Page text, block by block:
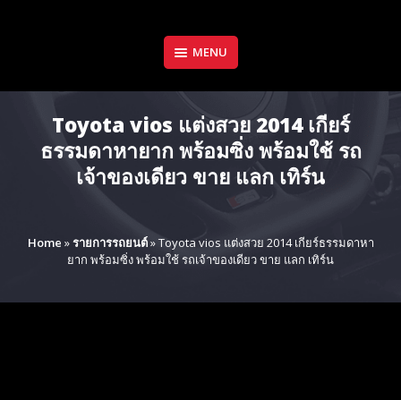
MENU
Toyota vios แต่งสวย 2014 เกียร์
ธรรมดาหายาก พร้อมซิ่ง พร้อมใช้ รถ
เจ้าของเดียว ขาย แลก เทิร์น
Home »รายการรถยนต์»Toyota vios แต่งสวย 2014 เกียร์ธรรมดาหา
ยาก พร้อมซิ่ง พร้อมใช้ รถเจ้าของเดียว ขาย แลก เทิร์น